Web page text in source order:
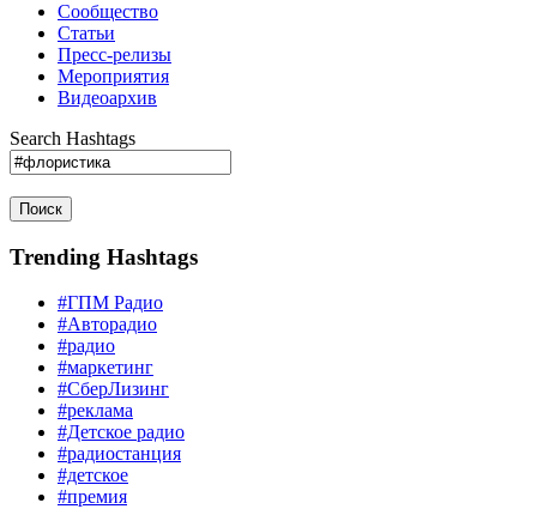
Сообщество
Статьи
Пресс-релизы
Мероприятия
Видеоархив
Search Hashtags
Поиск
Trending Hashtags
#ГПМ Радио
#Авторадио
#радио
#маркетинг
#СберЛизинг
#реклама
#Детское радио
#радиостанция
#детское
#премия